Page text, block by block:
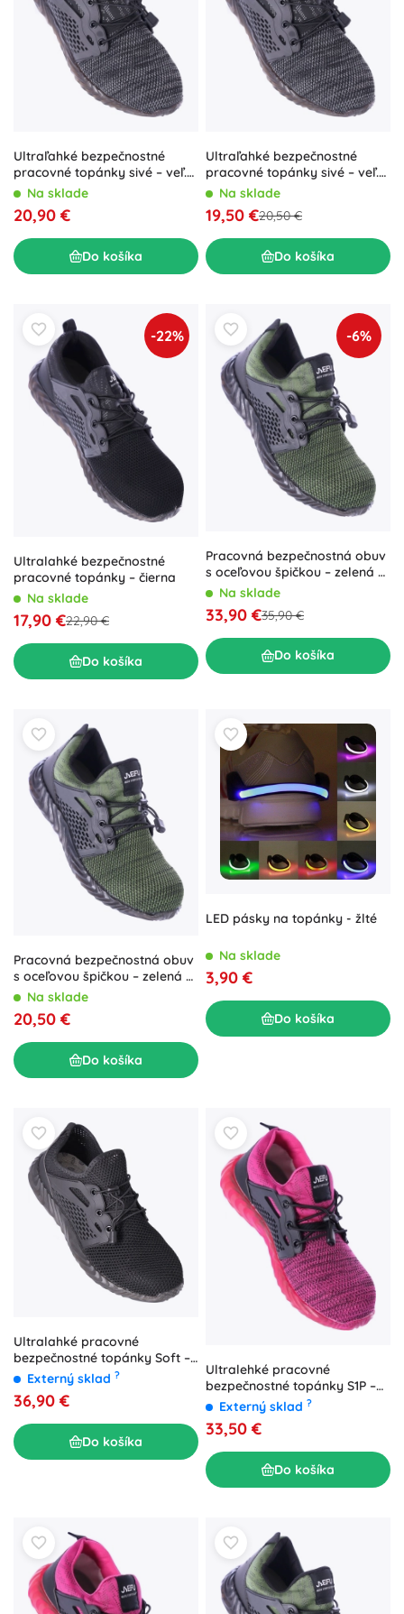
Ultraľahké bezpečnostné
pracovné topánky sivé – veľ.
43 Na sklade
20,90 €
Do košíka
Ultraľahké bezpečnostné
pracovné topánky sivé – veľ.
46 Na sklade
19,50 €20,50 €
Do košíka
-22%
Ultralahké bezpečnostné
pracovné topánky – čierna
Na sklade
17,90 €22,90 €
Do košíka
-6%
Pracovná bezpečnostná obuv
s oceľovou špičkou – zelená –
41 Na sklade
33,90 €35,90 €
Do košíka
Pracovná bezpečnostná obuv
s oceľovou špičkou – zelená –
Zelená
Na sklade
20,50 €
Do košíka
LED pásky na topánky - žlté
Na sklade
3,90 €
Do košíka
Ultralahké pracovné
bezpečnostné topánky Soft –
veľ. 41
Externý sklad ?
36,90 €
Do košíka
Ultralehké pracovné
bezpečnostné topánky S1P –
ružové – veľ. 41
Externý sklad ?
33,50 €
Do košíka